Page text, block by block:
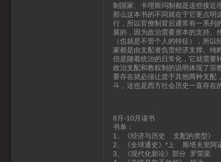
制国家、卡理斯玛制都是这些接近
那么这本书的不同就在于它更点明
行，所以官僚制背后通常有一系列
展的，因为政治需要资本的支持。
（也就是不管个人的特征），所
家都是由支配者负责经济支撑。纯
但是随着统治的日常化，它就需要
政治支配和教权制的说明体现了宗
要存在就必须让渡于其他两种支配
斗，这也是西方社会历史一直存在
8月-10月读书
书单：
1、《经济与历史 支配的类型》
2、《全球通史》*上 斯塔夫里阿
3、《现代化新论》部分 罗荣渠